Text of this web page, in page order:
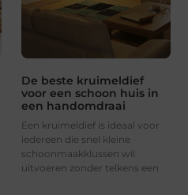
De beste kruimeldief
voor een schoon huis in
een handomdraai
Een kruimeldief is ideaal voor
iedereen die snel kleine
schoonmaakklussen wil
uitvoeren zonder telkens een